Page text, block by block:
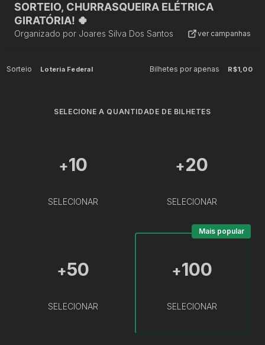
SORTEIO, CHURRASQUEIRA ELÉTRICA
GIRATÓRIA! 🍀
Organizado por Joares Silva Dos Santos ver campanhas
Sorteio Loteria Federal Bilhetes por apenas R$1,00
SELECIONE A QUANTIDADE DE BILHETES
+10
SELECIONAR
+20
SELECIONAR
+50
SELECIONAR
+100
SELECIONAR
Mais popular